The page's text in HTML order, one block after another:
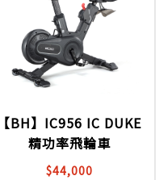
【BH】IC956 IC DUKE
精功率飛輪車
$44,000